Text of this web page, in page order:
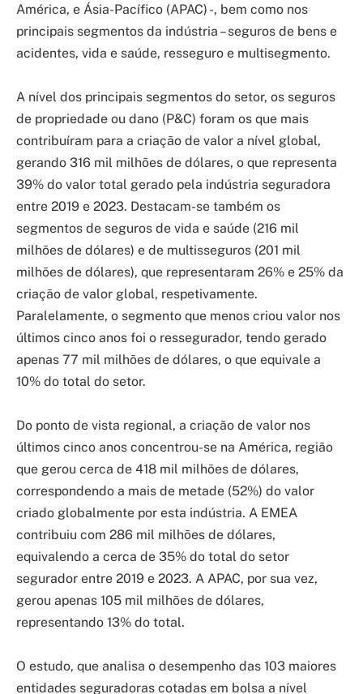
América, e Ásia-Pacífico (APAC) -, bem como nos
principais segmentos da indústria – seguros de bens e
acidentes, vida e saúde, resseguro e multisegmento.
A nível dos principais segmentos do setor, os seguros
de propriedade ou dano (P&C) foram os que mais
contribuíram para a criação de valor a nível global,
gerando 316 mil milhões de dólares, o que representa
39% do valor total gerado pela indústria seguradora
entre 2019 e 2023. Destacam-se também os
segmentos de seguros de vida e saúde (216 mil
milhões de dólares) e de multisseguros (201 mil
milhões de dólares), que representaram 26% e 25% da
criação de valor global, respetivamente.
Paralelamente, o segmento que menos criou valor nos
últimos cinco anos foi o ressegurador, tendo gerado
apenas 77 mil milhões de dólares, o que equivale a
10% do total do setor.
Do ponto de vista regional, a criação de valor nos
últimos cinco anos concentrou-se na América, região
que gerou cerca de 418 mil milhões de dólares,
correspondendo a mais de metade (52%) do valor
criado globalmente por esta indústria. A EMEA
contribuiu com 286 mil milhões de dólares,
equivalendo a cerca de 35% do total do setor
segurador entre 2019 e 2023. A APAC, por sua vez,
gerou apenas 105 mil milhões de dólares,
representando 13% do total.
O estudo, que analisa o desempenho das 103 maiores
entidades seguradoras cotadas em bolsa a nível